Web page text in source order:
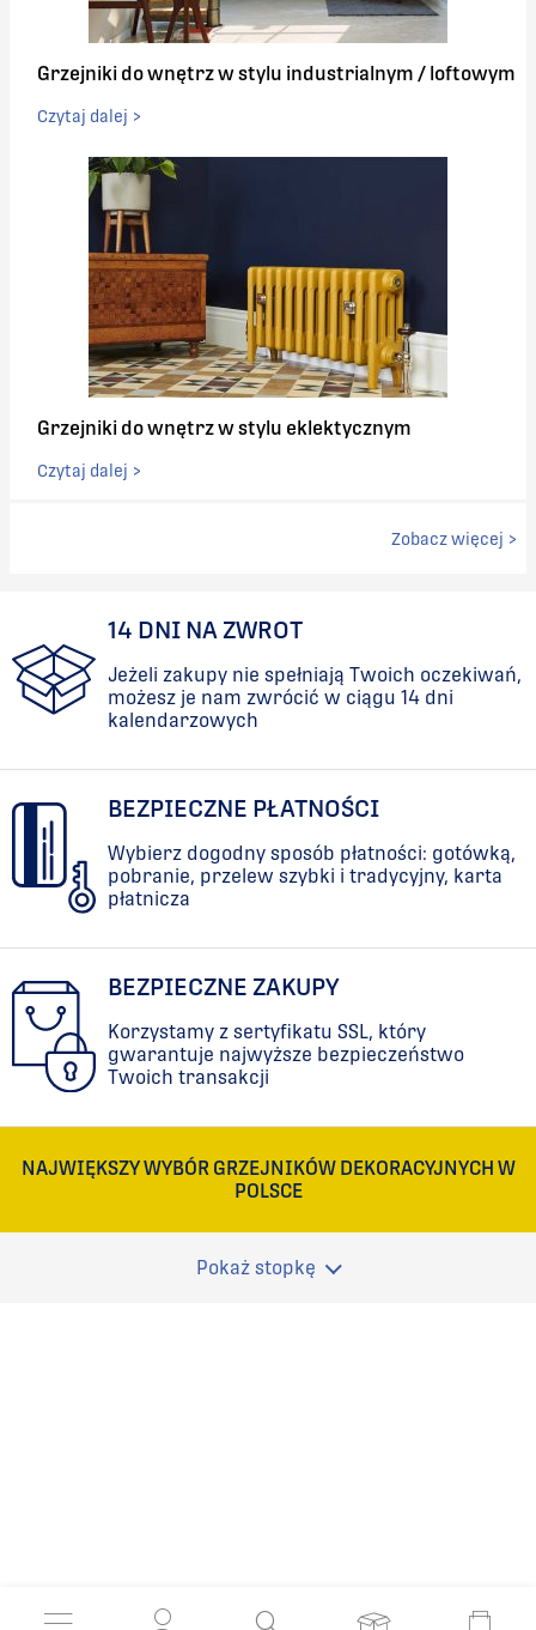
Grzejniki do wnętrz w stylu industrialnym / loftowym
Czytaj dalej >
Grzejniki do wnętrz w stylu eklektycznym
Czytaj dalej >
Zobacz więcej >
14 DNI NA ZWROT
Jeżeli zakupy nie spełniają Twoich oczekiwań,
możesz je nam zwrócić w ciągu 14 dni
kalendarzowych
BEZPIECZNE PŁATNOŚCI
Wybierz dogodny sposób płatności: gotówką,
pobranie, przelew szybki i tradycyjny, karta
płatnicza
BEZPIECZNE ZAKUPY
Korzystamy z sertyfikatu SSL, który
gwarantuje najwyższe bezpieczeństwo
Twoich transakcji
NAJWIĘKSZY WYBÓR GRZEJNIKÓW DEKORACYJNYCH W
POLSCE
Pokaż stopkę